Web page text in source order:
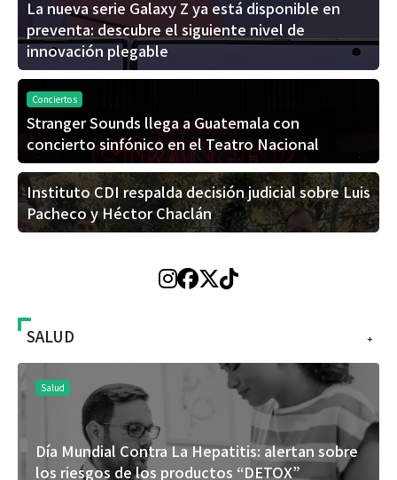
La nueva serie Galaxy Z ya está disponible en
preventa: descubre el siguiente nivel de
innovación plegable
Conciertos
Stranger Sounds llega a Guatemala con
concierto sinfónico en el Teatro Nacional
Instituto CDI respalda decisión judicial sobre Luis
Pacheco y Héctor Chaclán
+
SALUD
Salud
Día Mundial Contra La Hepatitis: alertan sobre
los riesgos de los productos “DETOX”